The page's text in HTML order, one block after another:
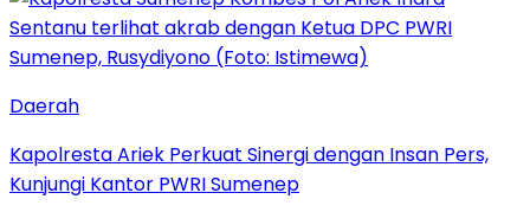
Daerah
Kapolresta Ariek Perkuat Sinergi dengan Insan Pers,
Kunjungi Kantor PWRI Sumenep